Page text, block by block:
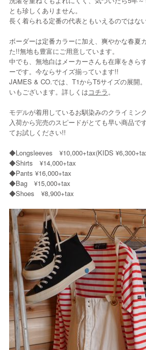
とも珍しくありません。
長く着られる定番の代表ともいえるのではな
ボーダーは定番カラーに加え、爽やかな春夏
た!!無地も豊富にご用意しています。
中でも、無地白はメーカーさんも在庫をきら
ーです。今ならサイズ揃っています!!
JAMES & CO.では、T1からT5サイズの展開
いもございます。詳しくはコチラ。
モデルが着用しているお馴染みのクライミン
入荷から完売のスピードがとても早い商品で
てお試しください!!
◆Longsleeves ¥10,000+tax(KIDS
◆Shirts ¥14,000+tax
◆Pants ¥16,000+tax
◆Bag ¥15,000+tax
◆Shoes ¥8,900+tax